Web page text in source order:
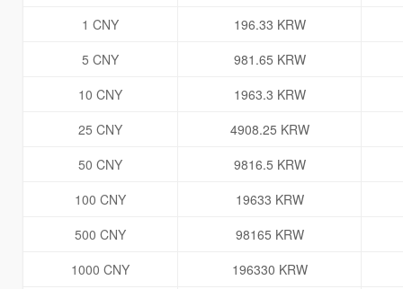
1 CNY
196.33 KRW
5 CNY
981.65 KRW
10 CNY
1963.3 KRW
25 CNY
4908.25 KRW
50 CNY
9816.5 KRW
100 CNY
19633 KRW
500 CNY
98165 KRW
1000 CNY
196330 KRW